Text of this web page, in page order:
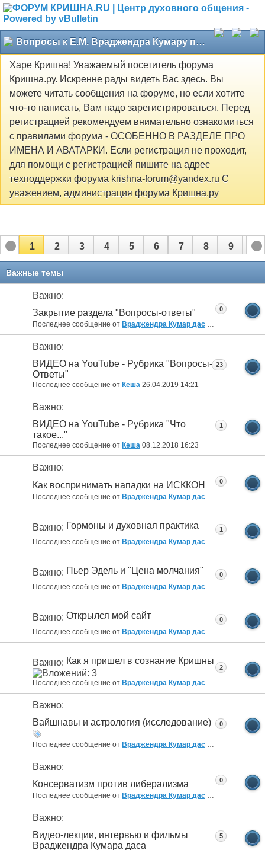
Вопросы к Е.М. Враджендра Кумару прабху
Харе Кришна! Уважаемый посетитель форума
Кришна.ру. Искренне рады видеть Вас здесь. Вы
можете читать сообщения на форуме, но если хотите
что-то написать, Вам надо зарегистрироваться. Перед
регистрацией рекомендуем внимательно ознакомиться
с правилами форума - ОСОБЕННО В РАЗДЕЛЕ ПРО
ИМЕНА И АВАТАРКИ. Если регистрация не проходит,
для помощи с регистрацией пишите на адрес
техподдержки форума krishna-forum@yandex.ru С
уважением, администрация форума Кришна.ру
1 2 3 4 5 6 7 8 9 10
11 12
Важные темы
Важно:
Закрытие раздела "Вопросы-ответы"
Последнее сообщение от Враджендра Кумар дас
0
Важно:
ВИДЕО на YouTube - Рубрика "Вопросы-
Ответы"
Последнее сообщение от Кеша 26.04.2019 14:21
23
Важно:
ВИДЕО на YouTube - Рубрика "Что
такое..."
Последнее сообщение от Кеша 08.12.2018 16:23
1
Важно:
Как воспринимать нападки на ИСККОН
Последнее сообщение от Враджендра Кумар дас
0
Важно: Гормоны и духовная практика
Последнее сообщение от Враджендра Кумар дас 12:00
1
Важно: Пьер Эдель и "Цена молчания"
Последнее сообщение от Враджендра Кумар дас 18:47
0
Важно: Открылся мой сайт
Последнее сообщение от Враджендра Кумар дас 09:53
0
Важно: Как я пришел в сознание Кришны
Последнее сообщение от Враджендра Кумар дас
2
Важно:
Вайшнавы и астрология (исследование)
Последнее сообщение от Враджендра Кумар дас
0
Важно:
Консерватизм против либерализма
Последнее сообщение от Враджендра Кумар дас
0
Важно:
Видео-лекции, интервью и фильмы
Враджендра Кумара даса
5